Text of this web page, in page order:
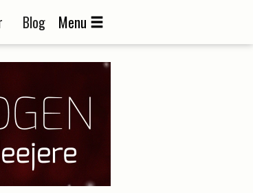
Blog Menu